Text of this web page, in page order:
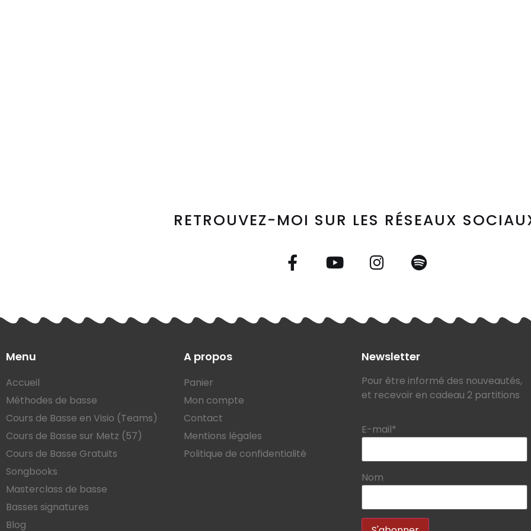
RETROUVEZ-MOI SUR LES RÉSEAUX
Menu
Accueil
Méthodes de basse
Cours de Basse en Visio (Teams)
Cours de Basse sur Metz (57)
Cours de Basse Gratuits
Songbooks
Masterclass de basse
Basses signatures
Blog
A propos
Panier
Mon compte
Contact
Mentions légales
Politique de confidentialité
Newsletter
Pour être informé des nouveautés,
et recevoir en cadeau 2 partitions
E-mail*
Nom